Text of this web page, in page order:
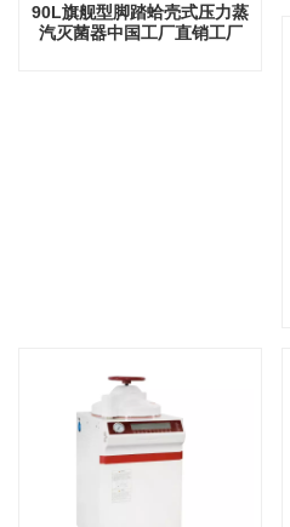
90L旗舰型脚踏蛤壳式压力蒸
汽灭菌器中国工厂直销工厂